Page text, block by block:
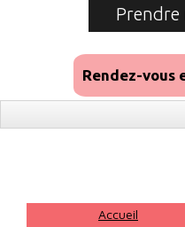
Prendre
Rendez-vous
Accueil